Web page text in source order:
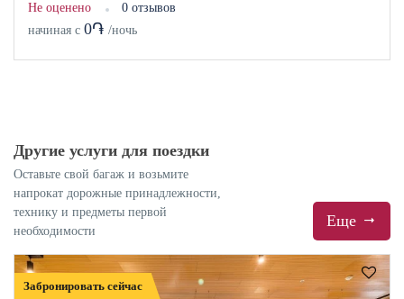
Не оценено
0 отзывов
начиная с 0֏ /ночь
Другие услуги для поездки
Еще
Оставьте свой багаж и возьмите
напрокат дорожные принадлежности,
технику и предметы первой
необходимости
Забронировать сейчас